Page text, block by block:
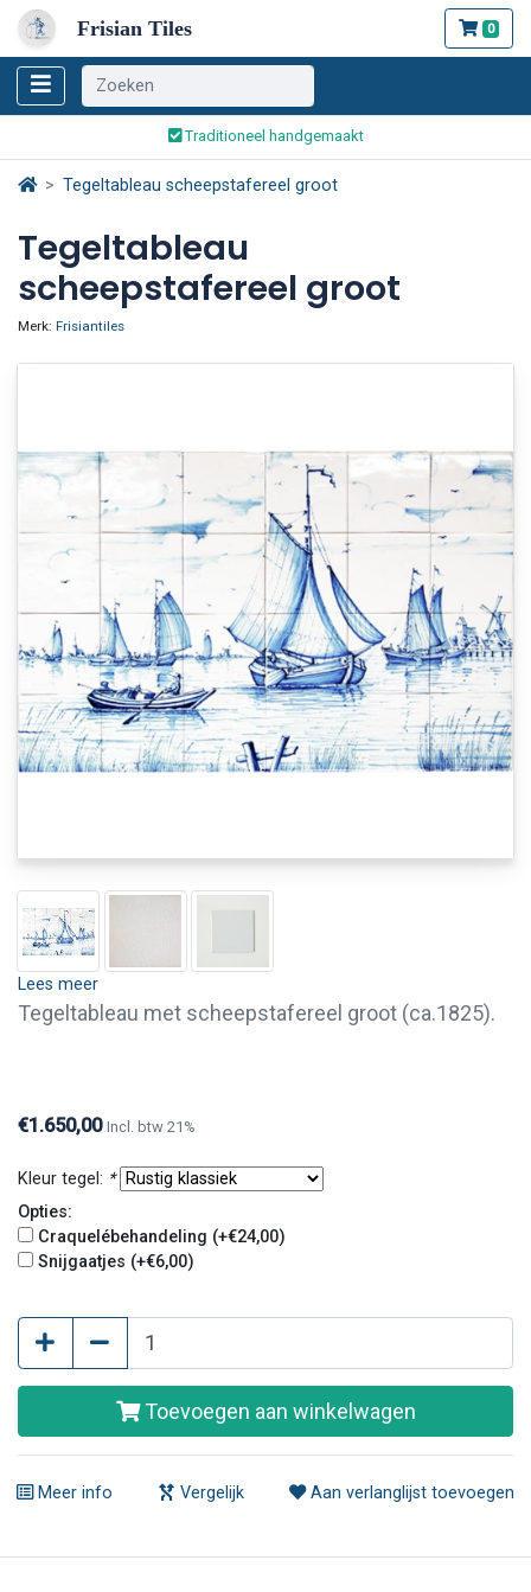
Frisian Tiles 0
Wereldwijde verzending
Traditioneel handgemaakt
Veilig bestellen en betalen
Wereldwijde verzending
Tegeltableau scheepstafereel groot
Tegeltableau
scheepstafereel groot
Merk: Frisiantiles
Lees meer
Tegeltableau met scheepstafereel groot (ca.1825).
€1.650,00 Incl. btw 21%
Kleur tegel: *
Opties:
Craquelébehandeling (+€24,00)
Snijgaatjes (+€6,00)
Toevoegen aan winkelwagen
Meer info Vergelijk Aan verlanglijst toevoegen